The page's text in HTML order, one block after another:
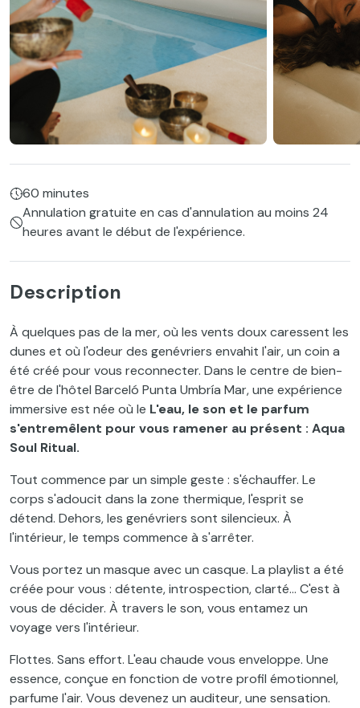
60 minutes
Annulation gratuite en cas d'annulation au moins 24
heures avant le début de l'expérience.
Description
À quelques pas de la mer, où les vents doux caressent les
dunes et où l'odeur des genévriers envahit l'air, un coin a
été créé pour vous reconnecter. Dans le centre de bien-
être de l'hôtel Barceló Punta Umbría Mar, une expérience
immersive est née où le L'eau, le son et le parfum
s'entremêlent pour vous ramener au présent : Aqua
Soul Ritual.
Tout commence par un simple geste : s'échauffer. Le
corps s'adoucit dans la zone thermique, l'esprit se
détend. Dehors, les genévriers sont silencieux. À
l'intérieur, le temps commence à s'arrêter.
Vous portez un masque avec un casque. La playlist a été
créée pour vous : détente, introspection, clarté... C'est à
vous de décider. À travers le son, vous entamez un
voyage vers l'intérieur.
Flottes. Sans effort. L'eau chaude vous enveloppe. Une
essence, conçue en fonction de votre profil émotionnel,
parfume l'air. Vous devenez un auditeur, une sensation.